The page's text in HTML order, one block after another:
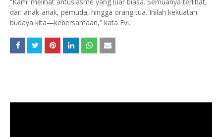
dari anak-anak, pemuda, hingga orang tua. Inilah kekuatan
budaya kita—kebersamaan,” kata Evi.